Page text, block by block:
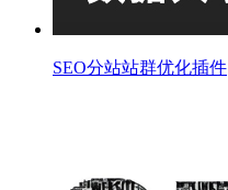
SEO分站站群优化插件